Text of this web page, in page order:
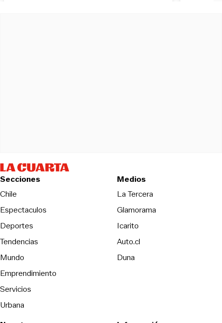
Secciones
Chile
Espectaculos
Deportes
Tendencias
Mundo
Emprendimiento
Servicios
Urbana
Medios
La TerceraOpens in new
Glamorama
Icarito
Auto.cl
DunaOpens in new window